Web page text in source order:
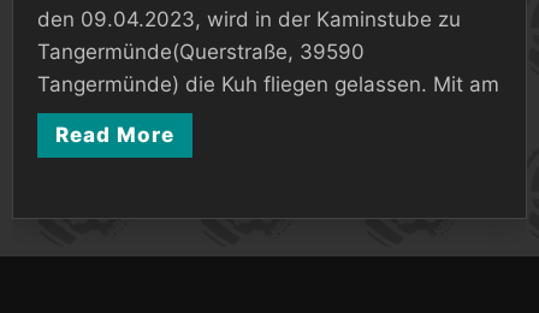
den 09.04.2023, wird in der Kaminstube zu
Tangermünde(Querstraße, 39590
Tangermünde) die Kuh fliegen gelassen. Mit am
Read More